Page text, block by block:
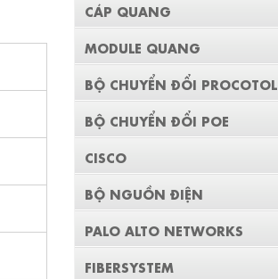
CÁP QUANG
MODULE QUANG
BỘ CHUYỂN ĐỔI PROCOTOL
BỘ CHUYỂN ĐỔI POE
CISCO
BỘ NGUỒN ĐIỆN
PALO ALTO NETWORKS
FIBERSYSTEM